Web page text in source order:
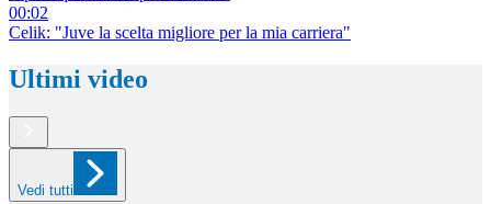
00:02
Celik: "Juve la scelta migliore per la mia carriera"
Ultimi video
Vedi tutti